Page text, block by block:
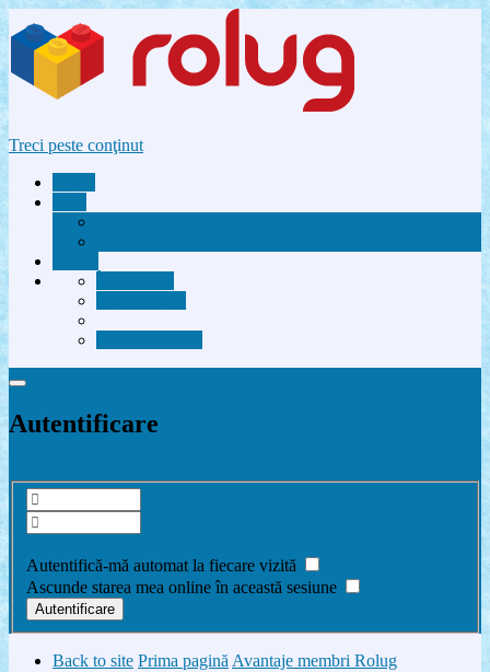
Treci peste conţinut
Autentificare
Autentifică-mă automat la fiecare vizită
Ascunde starea mea online în această sesiune
Back to site Prima paginăAvantaje membri Rolug